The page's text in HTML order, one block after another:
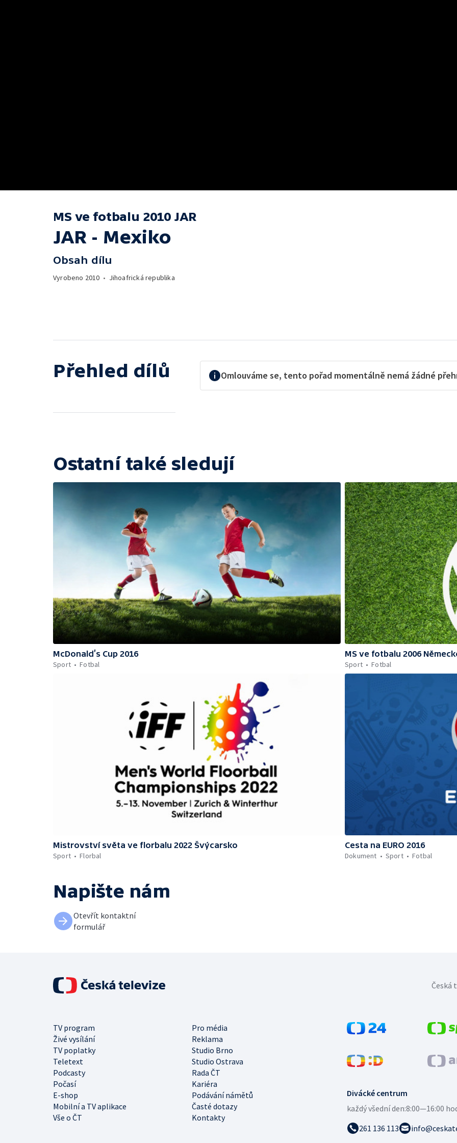
MS ve fotbalu 2010 JAR
JAR - Mexiko
Obsah dílu
Vyrobeno 2010 • Jihoafrická republika
Přehled dílů Omlouváme se, tento pořad momentálně nemá žádné
Ostatní také sledují
McDonald’s Cup 2016
Sport
Fotbal
MS ve fotbalu 2006
Sport
Fotbal
Mistrovství světa ve florbalu 2022 Švýcarsko
Sport
Florbal
Cesta na EURO 2016
Dokument
Sport Fotbal
Napište nám
Otevřít kontaktní
formulář
Divácké centrum
každý všední den:8:00—16:00
261 136 113
TV program
Pro média
Živé vysílání
Reklama
TV poplatky
Studio Brno
Teletext
Studio Ostrava
Podcasty
Rada ČT
Počasí
Kariéra
E-shop
Podávání námětů
Mobilní a TV aplikace
Časté dotazy
Vše o ČT
Kontakty
Česká